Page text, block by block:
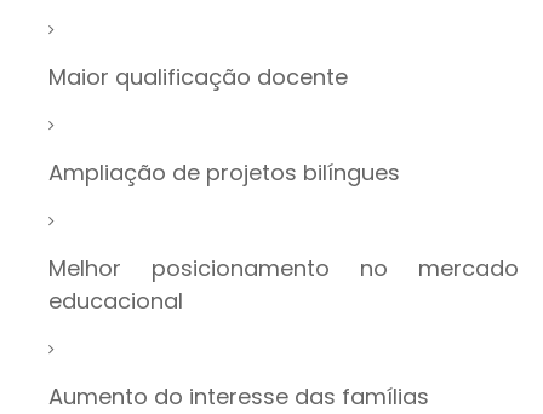
Maior qualificação docente
Ampliação de projetos bilíngues
Melhor posicionamento no mercado
educacional
Aumento do interesse das famílias